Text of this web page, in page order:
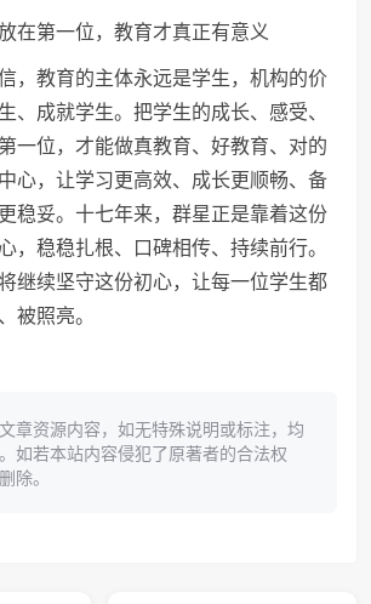
在第一位，教育才真正有意义
，教育的主体永远是学生，机构的价
、成就学生。把学生的成长、感受、
一位，才能做真教育、好教育、对的
心，让学习更高效、成长更顺畅、备
稳妥。十七年来，群星正是靠着这份
，稳稳扎根、口碑相传、持续前行。
继续坚守这份初心，让每一位学生都
被照亮。
章资源内容，如无特殊说明或标注，均
如若本站内容侵犯了原著者的合法权
除。